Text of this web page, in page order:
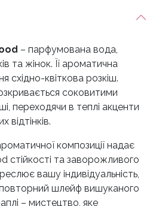
– парфумована вода,
та жінок. Її ароматична
східно-квіткова розкіш.
соковитими
переходячи в теплі акценти
композиції надає
стійкості та заворожливого
вашу індивідуальність,
шлейф вишуканого
– мистецтво, яке